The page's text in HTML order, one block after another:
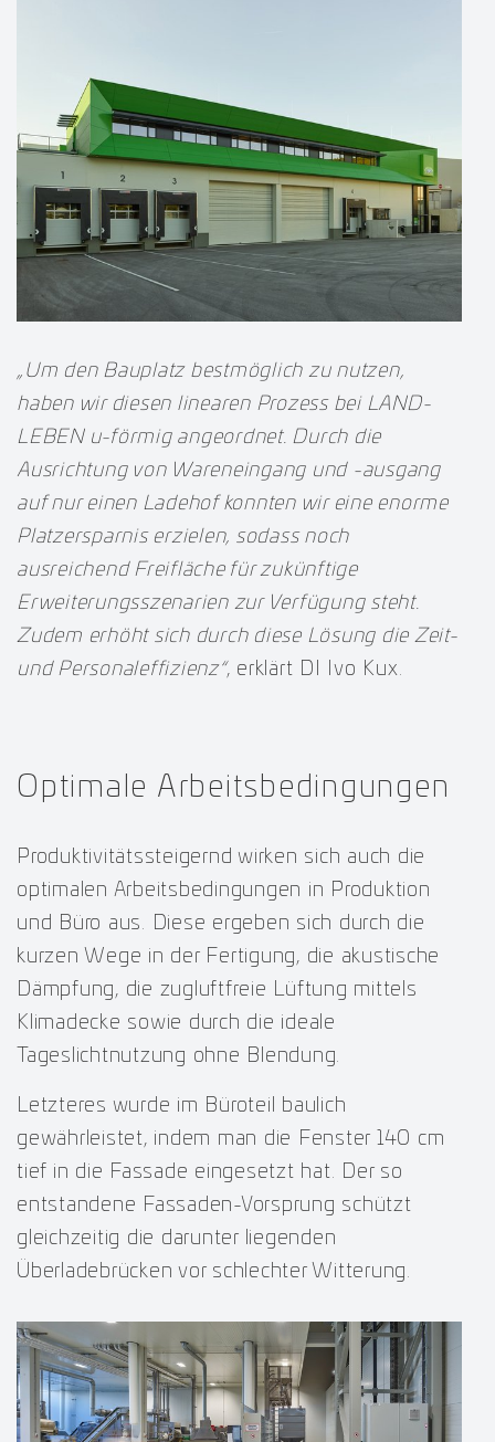
„Um den Bauplatz bestmöglich zu nutzen,
haben wir diesen linearen Prozess bei LAND-
LEBEN u-förmig angeordnet. Durch die
Ausrichtung von Wareneingang und -ausgang
auf nur einen Ladehof konnten wir eine enorme
Platzersparnis erzielen, sodass noch
ausreichend Freifläche für zukünftige
Erweiterungsszenarien zur Verfügung steht.
Zudem erhöht sich durch diese Lösung die Zeit-
und Personaleffizienz“, erklärt DI Ivo Kux.
Optimale Arbeitsbedingungen
Produktivitätssteigernd wirken sich auch die
optimalen Arbeitsbedingungen in Produktion
und Büro aus. Diese ergeben sich durch die
kurzen Wege in der Fertigung, die akustische
Dämpfung, die zugluftfreie Lüftung mittels
Klimadecke sowie durch die ideale
Tageslichtnutzung ohne Blendung.
Letzteres wurde im Büroteil baulich
gewährleistet, indem man die Fenster 140 cm
tief in die Fassade eingesetzt hat. Der so
entstandene Fassaden-Vorsprung schützt
gleichzeitig die darunter liegenden
Überladebrücken vor schlechter Witterung.